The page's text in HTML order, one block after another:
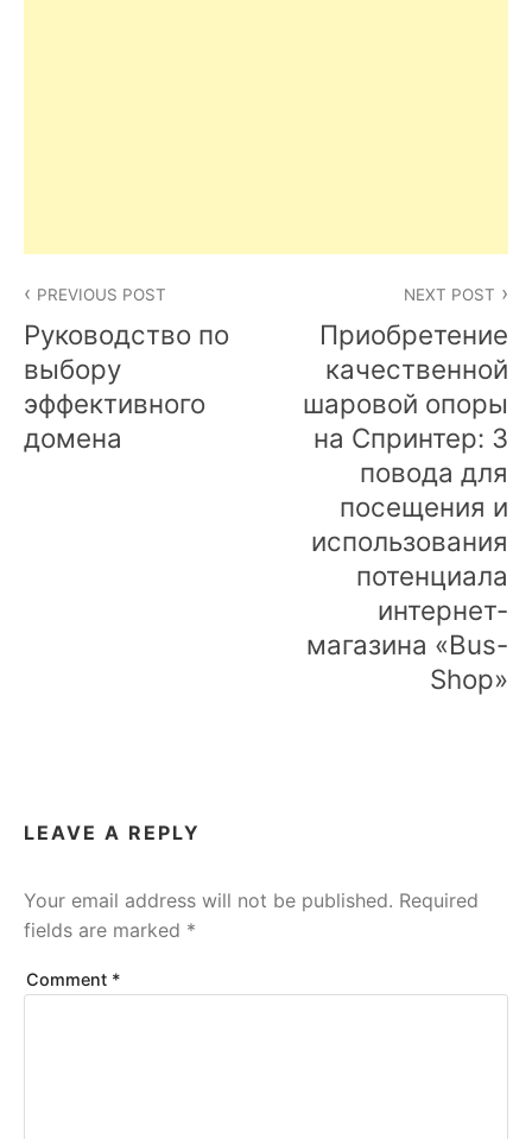
navigation
PREVIOUS POST
Руководство по
выбору
эффективного
домена
NEXT POST
Приобретение
качественной
шаровой опоры
на Спринтер: 3
повода для
посещения и
использования
потенциала
интернет-
магазина «Bus-
Shop»
LEAVE A REPLY
Your email address will not be published. Required
fields are marked *
Comment *